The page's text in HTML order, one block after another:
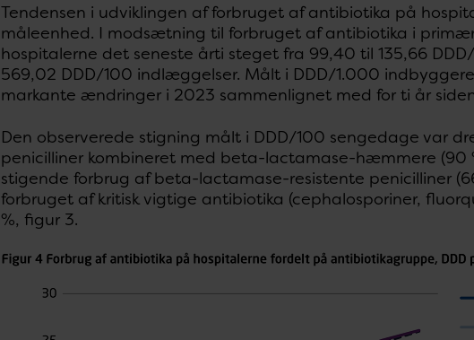
Tendensen i udviklingen af forbruget af antibiotika på
måleenhed. I modsætning til forbruget af antibiotika i
hospitalerne det seneste årti steget fra 99,40 til 135,66
569,02 DDD/100 indlæggelser. Målt i DDD/1.000
markante ændringer i 2023 sammenlignet med for ti år
Den observerede stigning målt i DDD/100 sengedage var
penicilliner kombineret med beta-lactamase-hæmmere (90
stigende forbrug af beta-lactamase-resistente penicilliner
forbruget af kritisk vigtige antibiotika (cephalosporiner,
%, figur 3.